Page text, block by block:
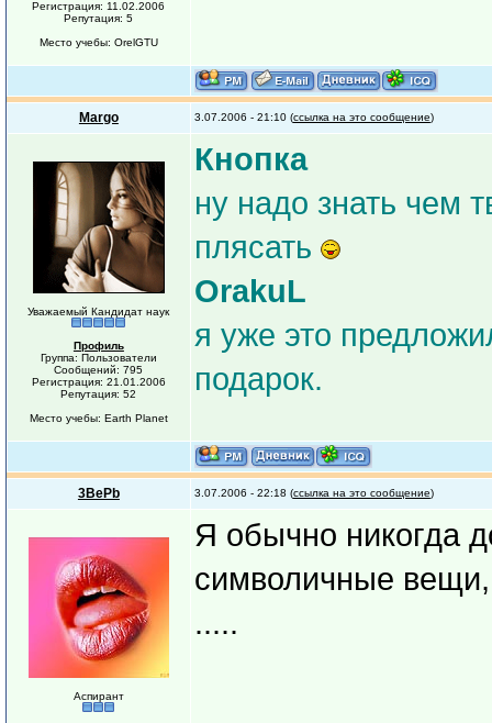
Регистрация: 11.02.2006
Репутация: 5
Место учебы: OrelGTU
Margo 3.07.2006 - 21:10 (ссылка на это сообщение)
Уважаемый Кандидат наук
Профиль
Группа: Пользователи
Сообщений: 795
Регистрация: 21.01.2006
Репутация: 52
Место учебы: Earth Planet
Кнопка
ну надо знать чем
плясать
OrakuL
я уже это
подарок.
3BePb 3.07.2006 - 22:18 (ссылка на это сообщение)
Аспирант
Я обычно никогда
символичные вещи,
.....